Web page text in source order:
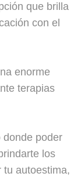
que brilla
con el
enorme
terapias
donde poder
los
tu autoestima,